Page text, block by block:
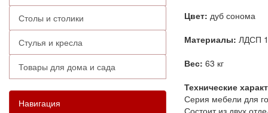
Столы и столики
Стулья и кресла
Товары для дома и сада
Навигация
Цвет: дуб сонома
Материалы: ЛДСП
Вес: 63 кг
Технические
Серия мебели для
Состоит из двух